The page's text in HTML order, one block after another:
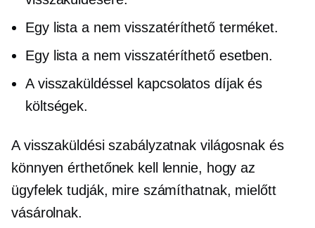
Egy lista a nem visszatéríthetőterméket.
Egy lista a nem visszatéríthetőesetben.
A visszaküldéssel kapcsolatos díjak és
költségek.
A visszaküldési szabályzatnak világosnak és
könnyen érthetőnek kell lennie, hogy az
ügyfelek tudják, mire számíthatnak, mielőtt
vásárolnak.